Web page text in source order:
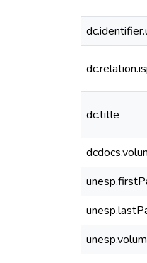
dc.title